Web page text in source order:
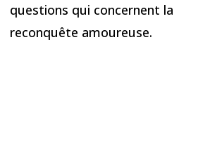
questions qui concernent la
reconquête amoureuse.